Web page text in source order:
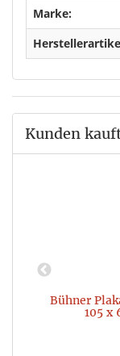
Marke:
Kunden
Bühner
105 x